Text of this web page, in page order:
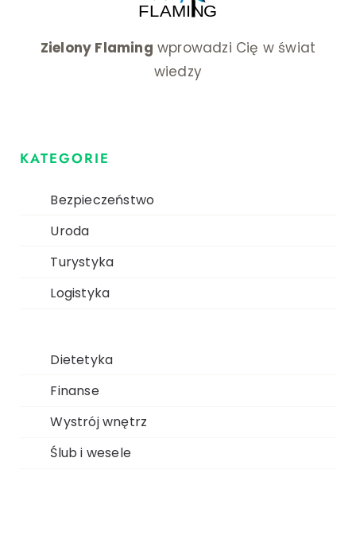
Zielony Flaming wprowadzi Cię w świat
wiedzy
KATEGORIE
Bezpieczeństwo
Uroda
Turystyka
Logistyka
Dietetyka
Finanse
Wystrój wnętrz
Ślub i wesele